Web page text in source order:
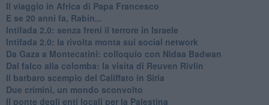
Il viaggio in Africa di Papa Francesco
E se 20 anni fa, Rabin...
Intifada 2.0: senza freni il terrore in Israele
Intifada 2.0: la rivolta monta sui social network
Da Gaza a Montecatini: colloquio con Nidaa Badwan
Dal falco alla colomba: la visita di Reuven Rivlin
Il barbaro scempio del Califfato in Siria
Due crimini, un mondo sconvolto
Il ponte degli enti locali per la Palestina